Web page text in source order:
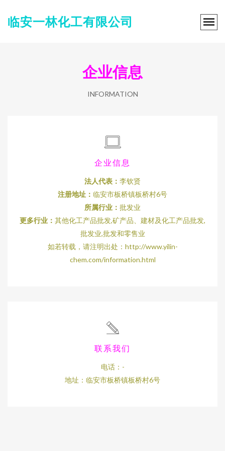
临安一林化工有限公司
企业信息
INFORMATION
企业信息
法人代表： 李钦贤
注册地址： 临安市板桥镇板桥村6号
所属行业： 批发业
更多行业： 其他化工产品批发,矿产品、建材及化工产品批发,
批发业,批发和零售业
如若转载，请注明出处：http://www.yilin-
chem.com/information.html
联系我们
电话：-
地址：临安市板桥镇板桥村6号